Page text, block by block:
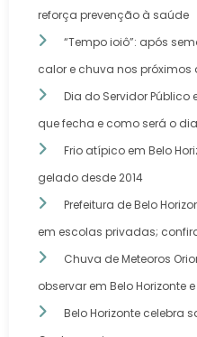
reforça prevenção à saúde
“Tempo ioiô”: após
calor e chuva nos próximos
Dia do Servidor Público
que fecha e como será o dia
Frio atípico em Belo
gelado desde 2014
Prefeitura de Belo
em escolas privadas;
Chuva de Meteoros
observar em Belo Horizonte
Belo Horizonte celebra